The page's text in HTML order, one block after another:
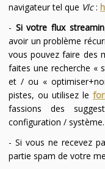
navigateur tel que Vlc:
- Si votre flux
avoir un problème
vous pouvez faire des
faites une recherche «
et / ou «
pistes, ou utilisez le
fassions des
configuration / système.
- Si vous ne recevez
partie spam de votre